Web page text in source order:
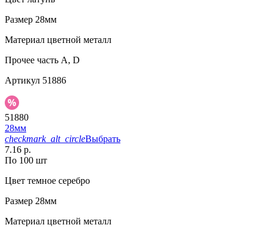
Размер 28мм
Материал цветной металл
Прочее часть A, D
Артикул 51886
51880
28мм
checkmark_alt_circleВыбрать
7.16 р.
По 100 шт
Цвет темное серебро
Размер 28мм
Материал цветной металл